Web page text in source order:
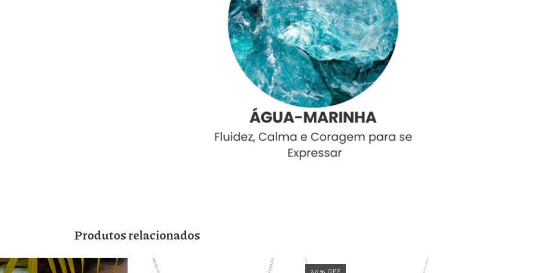
Produtos relacionados